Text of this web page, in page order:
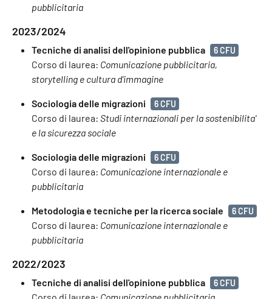
pubblicitaria
2023/2024
Tecniche di analisi dell'opinione pubblica 6 CFU
Corso di laurea: Comunicazione pubblicitaria,
storytelling e cultura d'immagine
Sociologia delle migrazioni 6 CFU
Corso di laurea: Studi internazionali per la sostenibilita'
e la sicurezza sociale
Sociologia delle migrazioni 6 CFU
Corso di laurea: Comunicazione internazionale e
pubblicitaria
Metodologia e tecniche per la ricerca sociale 6 CFU
Corso di laurea: Comunicazione internazionale e
pubblicitaria
2022/2023
Tecniche di analisi dell'opinione pubblica 6 CFU